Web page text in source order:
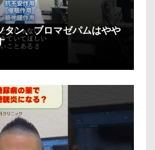
タン、ブロマゼパムはやや